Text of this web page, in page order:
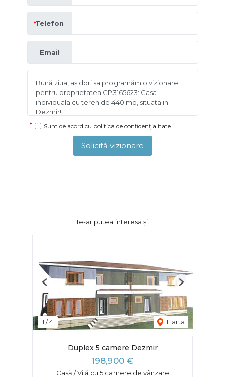
Telefon
Email
Sunt de acord cu politica de confidențialitate
Solicită vizionare
Te-ar putea interesa și:
1 /4 Harta
Previous Next
Duplex 5 camere Dezmir
198,900 €
Casă / Vilă cu 5 camere de vânzare